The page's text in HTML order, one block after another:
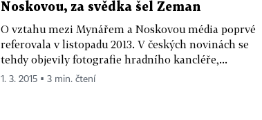
Noskovou, za svědka šel Zeman
O vztahu mezi Mynářem a Noskovou média poprvé
referovala v listopadu 2013. V českých novinách se
tehdy objevily fotografie hradního kancléře,...
1. 3. 2015 ▪ 3 min. čtení